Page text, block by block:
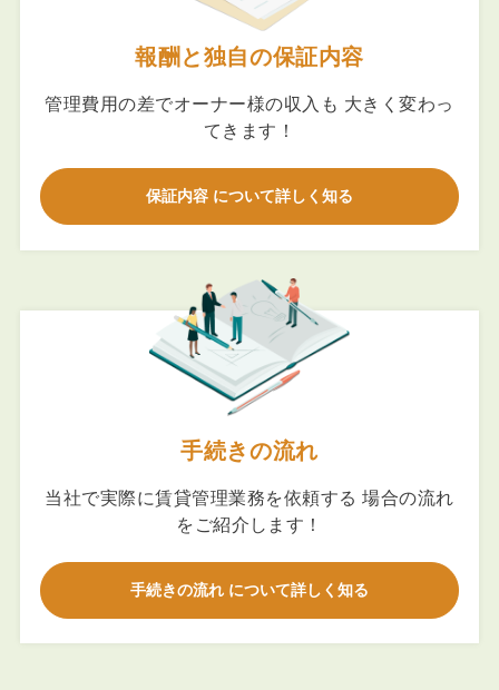
報酬と独自の保証内容
管理費用の差でオーナー様の収入も 大きく変わっ
てきます！
保証内容 について詳しく知る
手続きの流れ
当社で実際に賃貸管理業務を依頼する 場合の流れ
をご紹介します！
手続きの流れ について詳しく知る